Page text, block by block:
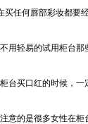
买任何唇部彩妆都要经
用轻易的试用柜台那
台买口红的时候，一
意的是很多女性在